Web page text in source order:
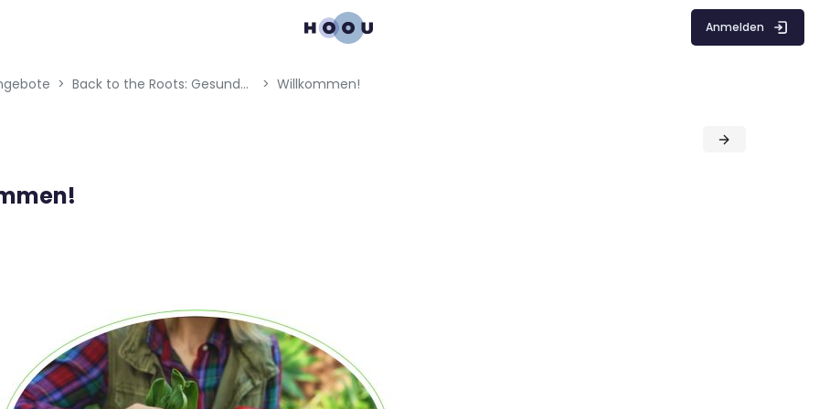
Anmelden
Back to the Roots: Gesunde Böden regenerieren Wasser Willkommen!